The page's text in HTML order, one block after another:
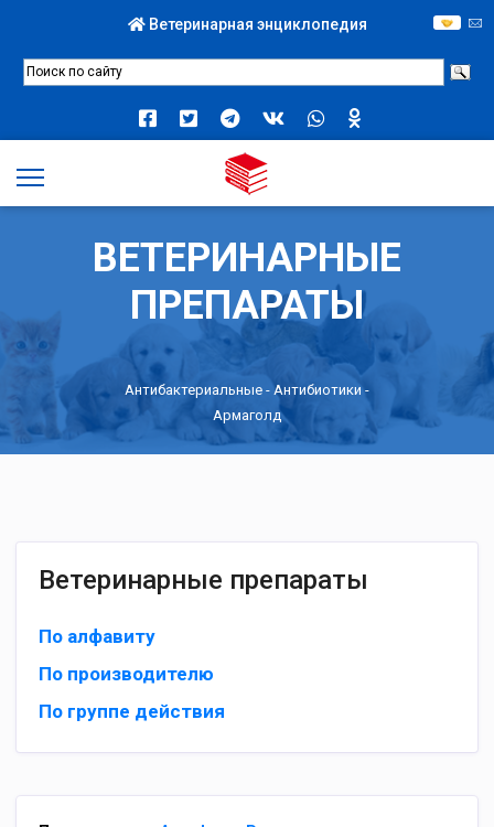
Ветеринарная энциклопедия
ВЕТЕРИНАРНЫЕ
ПРЕПАРАТЫ
Антибактериальные - Антибиотики-
Армаголд
Ветеринарные препараты
По алфавиту
По производителю
По группе действия